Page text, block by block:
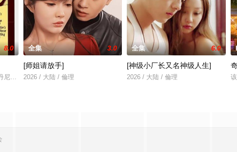
8.0
尼斯·韦弗 Dennis Weaver 饰）的中年男人，这天他在空无一人的州际公路上独自
全集 3.0
[师姐请放手]
2026 / 大陆 / 倫理
全集 6.0
[神级小厂长又名神级人生]
2026 / 大陆 / 倫理